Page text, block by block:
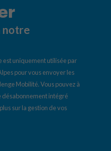
notre
est uniquement utilisée par
pour vous envoyer les
Mobilité. Vous pouvez à
désabonnement intégré
sur la gestion de vos